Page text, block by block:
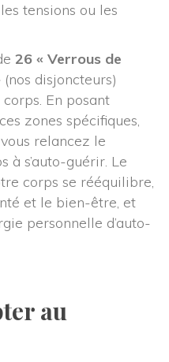
tensions ou les
26 « Verrous de
(nos disjoncteurs)
En posant
zones spécifiques,
relancez le
à s’auto-guérir. Le
corps se rééquilibre,
et le bien-être, et
personnelle d’auto-
au